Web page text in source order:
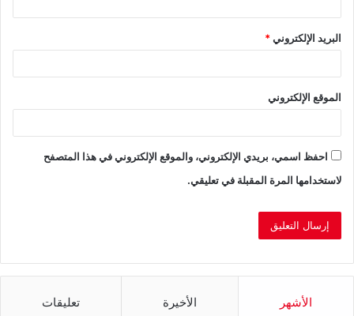
البريد الإلكتروني*
الموقع الإلكتروني
احفظ اسمي، بريدي الإلكتروني، والموقع الإلكتروني في هذا المتصفح
لاستخدامها المرة المقبلة في تعليقي.
الأشهر الأخيرة تعليقات